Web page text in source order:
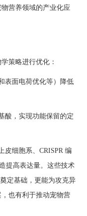
营养领域的产业化应
策略进行优化：
表面电荷优化等）降低
酸，实现功能保留的定
皮细胞系、CRISPR 编
提高表达量。这些技术
定基础，更能为攻克异
也有利于推动宠物营